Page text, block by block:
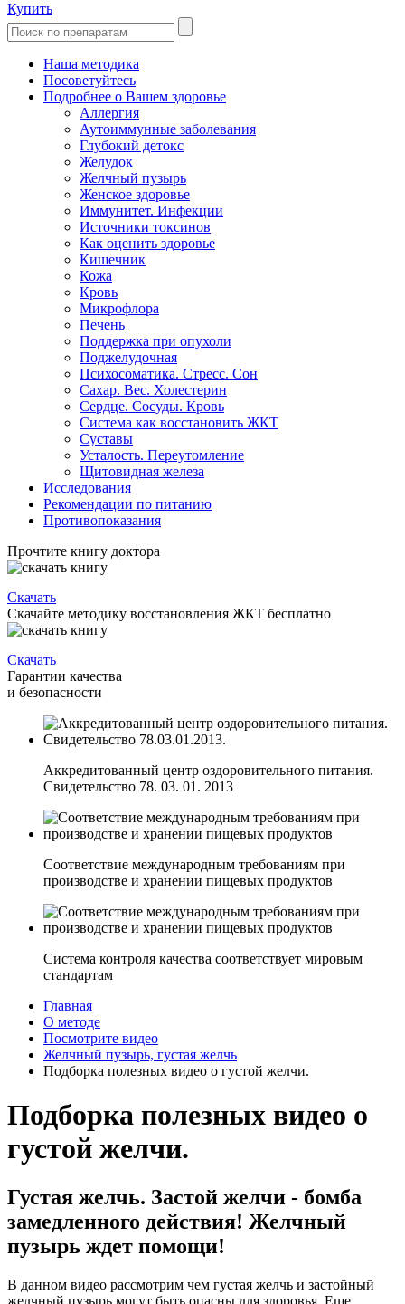
Купить
Наша методика
Посоветуйтесь
Подробнее о Вашем здоровье
Аллергия
Аутоиммунные заболевания
Глубокий детокс
Желудок
Желчный пузырь
Женское здоровье
Иммунитет. Инфекции
Источники токсинов
Как оценить здоровье
Кишечник
Кожа
Кровь
Микрофлора
Печень
Поддержка при опухоли
Поджелудочная
Психосоматика. Стресс. Сон
Сахар. Вес. Холестерин
Сердце. Сосуды. Кровь
Система как восстановить ЖКТ
Суставы
Усталость. Переутомление
Щитовидная железа
Исследования
Рекомендации по питанию
Противопоказания
Прочтите книгу доктора
Скачать
Скачайте методику восстановления ЖКТ бесплатно
Скачать
Гарантии качества
и безопасности
Аккредитованный центр оздоровительного питания.
Свидетельство 78. 03. 01. 2013
Соответствие международным требованиям при
производстве и хранении пищевых продуктов
Система контроля качества соответствует мировым
стандартам
Главная
О методе
Посмотрите видео
Желчный пузырь, густая желчь
Подборка полезных видео о густой желчи.
Подборка полезных видео о
густой желчи.
Густая желчь. Застой желчи - бомба
замедленного действия! Желчный
пузырь ждет помощи!
В данном видео рассмотрим чем густая желчь и застойный
желчный пузырь могут быть опасны для здоровья. Еще